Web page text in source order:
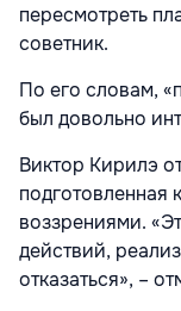
пересмотреть
советник.
По его словам,
был довольно
Виктор Кирилэ
подготовленная
воззрениями.
действий,
отказаться», –